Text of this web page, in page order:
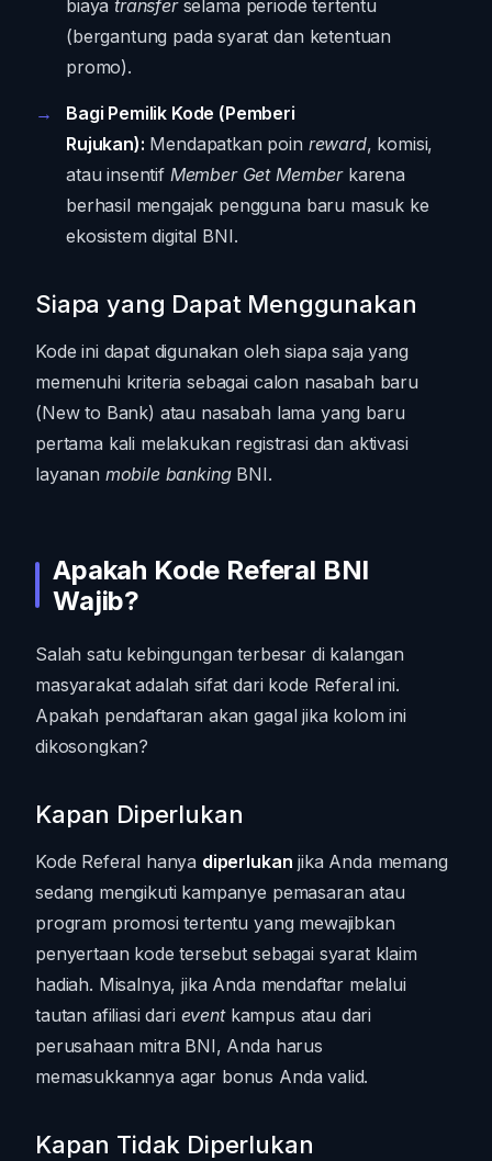
biayatransferselama periode tertentu
(bergantung pada syarat dan ketentuan
promo).
Bagi Pemilik Kode (Pemberi
Rujukan): Mendapatkan poin reward, komisi,
atau insentif Member Get Memberkarena
berhasil mengajak pengguna baru masuk ke
ekosistem digital BNI.
Siapa yang Dapat Menggunakan
Kode ini dapat digunakan oleh siapa saja yang
memenuhi kriteria sebagai calon nasabah baru
(New to Bank) atau nasabah lama yang baru
pertama kali melakukan registrasi dan aktivasi
layanan mobile bankingBNI.
Apakah Kode Referal BNI
Wajib?
Salah satu kebingungan terbesar di kalangan
masyarakat adalah sifat dari kode Referal ini.
Apakah pendaftaran akan gagal jika kolom ini
dikosongkan?
Kapan Diperlukan
Kode Referal hanya diperlukan jika Anda memang
sedang mengikuti kampanye pemasaran atau
program promosi tertentu yang mewajibkan
penyertaan kode tersebut sebagai syarat klaim
hadiah. Misalnya, jika Anda mendaftar melalui
tautan afiliasi dari eventkampus atau dari
perusahaan mitra BNI, Anda harus
memasukkannya agar bonus Anda valid.
Kapan Tidak Diperlukan